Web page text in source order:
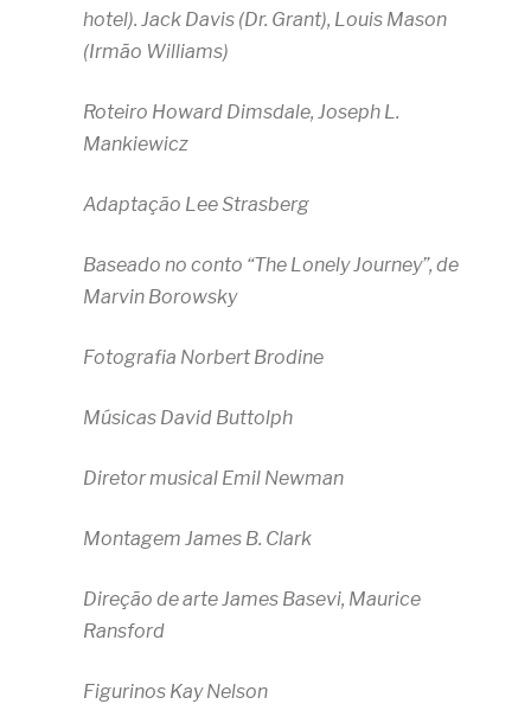
hotel). Jack Davis (Dr. Grant), Louis Mason
(Irmão Williams)
Roteiro Howard Dimsdale, Joseph L.
Mankiewicz
Adaptação Lee Strasberg
Baseado no conto “The Lonely Journey”, de
Marvin Borowsky
Fotografia Norbert Brodine
Músicas David Buttolph
Diretor musical Emil Newman
Montagem James B. Clark
Direção de arte James Basevi, Maurice
Ransford
Figurinos Kay Nelson